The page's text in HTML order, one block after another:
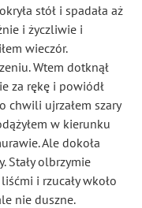
stół i spadała aż
i życzliwie i
wieczór.
Wtem dotknął
za rękę i powiódł
chwili ujrzałem szary
w kierunku
Ale dokoła
Stały olbrzymie
i rzucały wkoło
nie duszne.